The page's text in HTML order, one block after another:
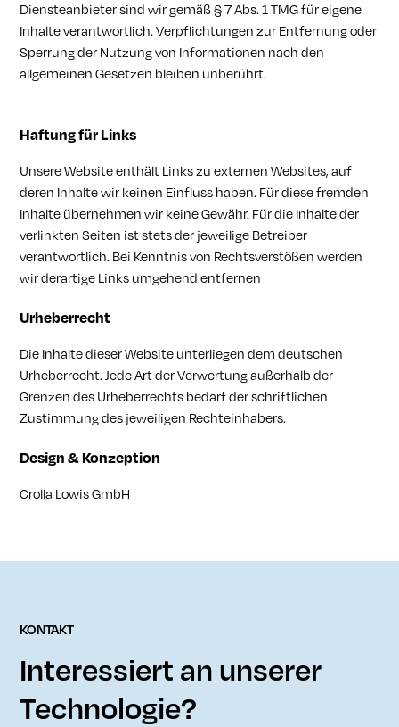
Diensteanbieter sind wir gemäß § 7 Abs. 1 TMG für eigene
Inhalte verantwortlich. Verpflichtungen zur Entfernung oder
Sperrung der Nutzung von Informationen nach den
allgemeinen Gesetzen bleiben unberührt.
Haftung für Links
Unsere Website enthält Links zu externen Websites, auf
deren Inhalte wir keinen Einfluss haben. Für diese fremden
Inhalte übernehmen wir keine Gewähr. Für die Inhalte der
verlinkten Seiten ist stets der jeweilige Betreiber
verantwortlich. Bei Kenntnis von Rechtsverstößen werden
wir derartige Links umgehend entfernen
Urheberrecht
Die Inhalte dieser Website unterliegen dem deutschen
Urheberrecht. Jede Art der Verwertung außerhalb der
Grenzen des Urheberrechts bedarf der schriftlichen
Zustimmung des jeweiligen Rechteinhabers.
Design & Konzeption
Crolla Lowis GmbH
KONTAKT
Interessiert an unserer
Technologie?